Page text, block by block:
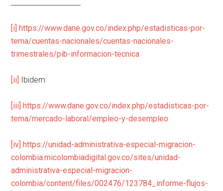
[i] https://www.dane.gov.co/index.php/estadisticas-por-
tema/cuentas-nacionales/cuentas-nacionales-
trimestrales/pib-informacion-tecnica
[ii] Ibidem
[iii] https://www.dane.gov.co/index.php/estadisticas-por-
tema/mercado-laboral/empleo-y-desempleo
[iv] https://unidad-administrativa-especial-migracion-
colombia.micolombiadigital.gov.co/sites/unidad-
administrativa-especial-migracion-
colombia/content/files/002476/123784_informe-flujos-